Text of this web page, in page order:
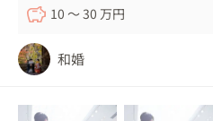
10 〜 30 万円
和婚